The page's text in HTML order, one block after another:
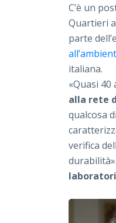
C’è un
Quartieri
parte
italiana.
«Quasi 40
alla rete
qualcosa
verifica